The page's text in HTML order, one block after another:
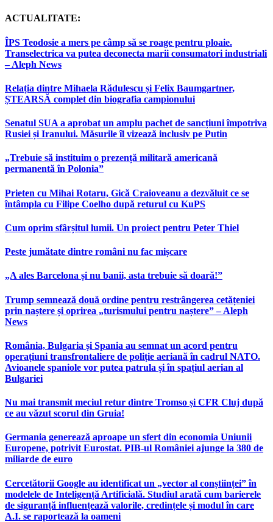
ACTUALITATE:
ÎPS Teodosie a mers pe câmp să se roage pentru ploaie.
Transelectrica va putea deconecta marii consumatori industriali
– Aleph News
Relația dintre Mihaela Rădulescu și Felix Baumgartner,
ȘTEARSĂ complet din biografia campionului
Senatul SUA a aprobat un amplu pachet de sancțiuni împotriva
Rusiei și Iranului. Măsurile îl vizează inclusiv pe Putin
„Trebuie să instituim o prezență militară americană
permanentă în Polonia”
Prieten cu Mihai Rotaru, Gică Craioveanu a dezvăluit ce se
întâmpla cu Filipe Coelho după returul cu KuPS
Cum oprim sfârșitul lumii. Un proiect pentru Peter Thiel
Peste jumătate dintre români nu fac mișcare
„A ales Barcelona și nu banii, asta trebuie să doară!”
Trump semnează două ordine pentru restrângerea cetățeniei
prin naștere și oprirea „turismului pentru naștere” – Aleph
News
România, Bulgaria și Spania au semnat un acord pentru
operațiuni transfrontaliere de poliție aeriană în cadrul NATO.
Avioanele spaniole vor putea patrula și în spațiul aerian al
Bulgariei
Nu mai transmit meciul retur dintre Tromso și CFR Cluj după
ce au văzut scorul din Gruia!
Germania generează aproape un sfert din economia Uniunii
Europene, potrivit Eurostat. PIB-ul României ajunge la 380 de
miliarde de euro
Cercetătorii Google au identificat un „vector al conștiinței” în
modelele de Inteligență Artificială. Studiul arată cum barierele
de siguranță influențează valorile, credințele și modul în care
A.I. se raportează la oameni